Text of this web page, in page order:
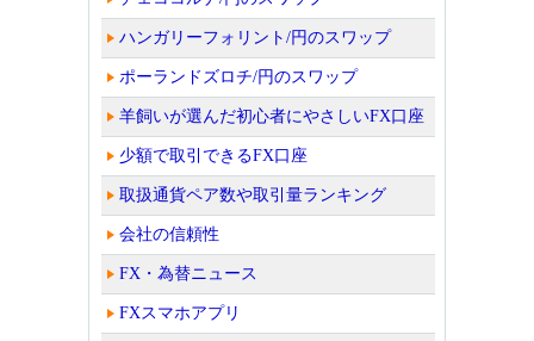
ハンガリーフォリント/円のスワップ
ポーランドズロチ/円のスワップ
羊飼いが選んだ初心者にやさしいFX口座
少額で取引できるFX口座
取扱通貨ペア数や取引量ランキング
会社の信頼性
FX・為替ニュース
FXスマホアプリ